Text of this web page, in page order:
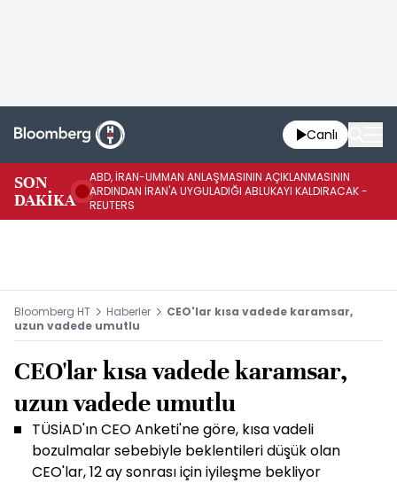
Canlı
SON
DAKİKA
ABD, İRAN-UMMAN ANLAŞMASININ AÇIKLANMASININ
ARDINDAN İRAN'A UYGULADIĞI ABLUKAYI KALDIRACAK -
REUTERS
Bloomberg HT Haberler
CEO'lar kısa vadede karamsar,
uzun vadede umutlu
CEO'lar kısa vadede karamsar,
uzun vadede umutlu
TÜSİAD'ın CEO Anketi'ne göre, kısa vadeli
bozulmalar sebebiyle beklentileri düşük olan
CEO'lar, 12 ay sonrası için iyileşme bekliyor